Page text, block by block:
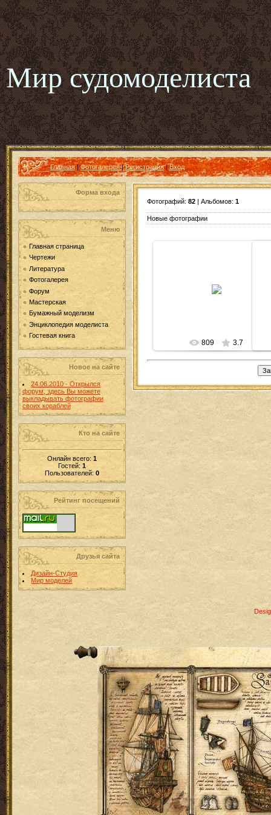
Мир судомоделиста
Главная|Фотогалерея|Регистрация|Вход
Форма входа
Меню
Главная страница
Чертежи
Литература
Фотогалерея
Форум
Мастерская
Бумажный моделизм
Энциклопедия моделиста
Гостевая книга
Новое на сайте
24.06.2010 - Открылся
форум, здесь Вы можете
выкладывать фотографии
своих кораблей
Кто на сайте
Онлайн всего: 1
Гостей: 1
Пользователей: 0
Рейтинг посещений
Друзья сайта
Дизайн-Студия
Мир моделей
Фотографий: 82| Альбомов: 1
Новые фотографии
809 3.7